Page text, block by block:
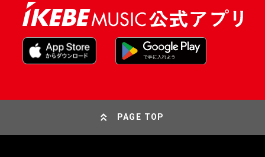
PAGE TOP